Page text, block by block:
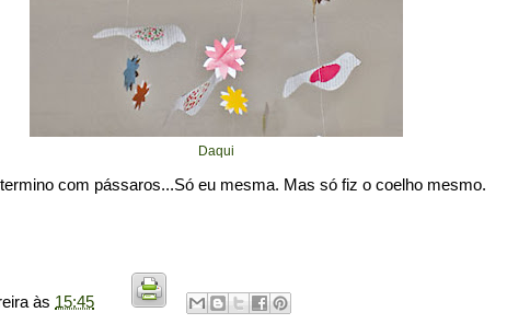
Daqui
com pássaros...Só eu mesma. Mas só fiz o coelho mesmo.
às 15:45